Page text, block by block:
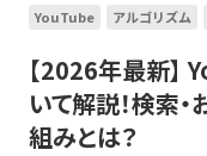
YouTube アルゴリズム
【2026年最新】
いて解説！検索
組みとは？